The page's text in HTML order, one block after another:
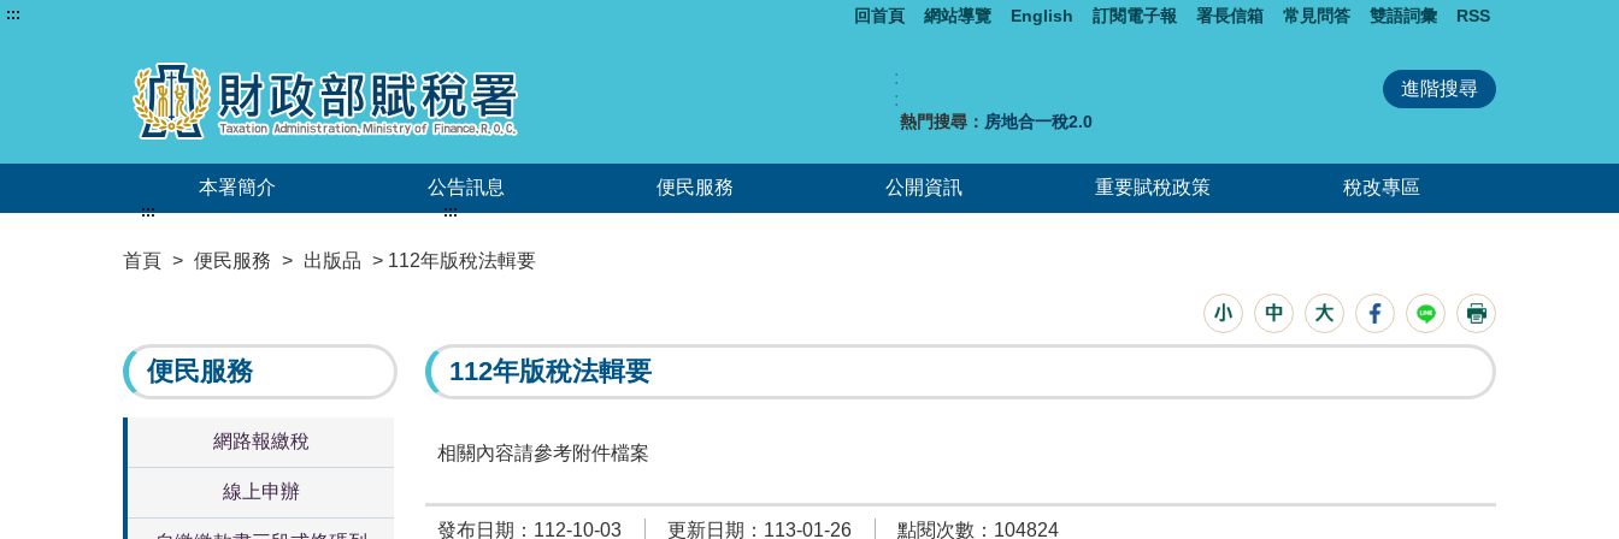
::: 回首頁 網站導覽 English 訂閱電子報 署長信箱 常見問答 雙語詞彙 RSS
:
:
熱門搜尋： 房地合一稅2.0
本署簡介 公告訊息 便民服務 公開資訊 重要賦稅政策 稅改專區
首頁 > 便民服務 > 出版品 > 112年版稅法輯要
:::
便民服務
網路報繳稅
線上申辦
:::
112年版稅法輯要
相關內容請參考附件檔案
發布日期：112-10-03 更新日期：113-01-26 點閱次數：104824